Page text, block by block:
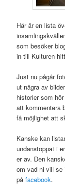
Här är en lista
som besöker
in till Kulturen
Just nu pågår
ut några av
historier som
att kommentera
få möjlighet att
Kanske kan
undanstoppat i
er av. Den
om vad ni vill se
påfacebook.